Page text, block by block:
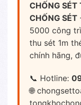
CHỐNG SÉT
CHỐNG SÉT
5000 công
thu sét 1m
chính hãng,
📞 Hotline:
🌐